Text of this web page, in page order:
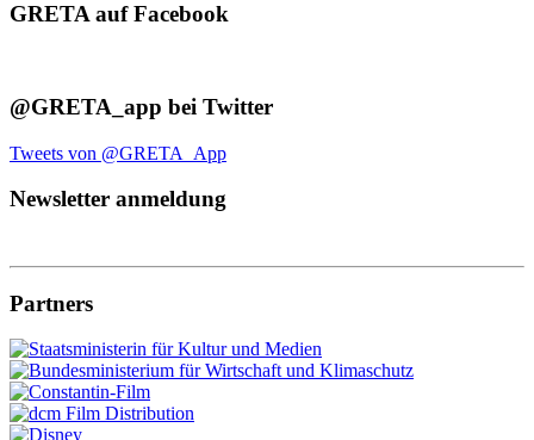
GRETA auf Facebook
@GRETA_app bei Twitter
Tweets von @GRETA_App
Newsletter anmeldung
Partners